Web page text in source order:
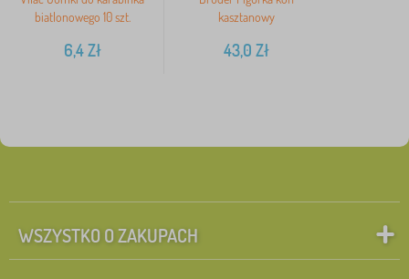
biatlonowego 10 szt.
6,4Zł
kasztanowy
43,0 Zł
WSZYSTKO O ZAKUPACH